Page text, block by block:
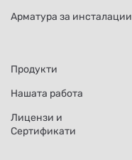
Арматура за инсталации
Продукти
Нашата работа
Лицензи и
Сертификати